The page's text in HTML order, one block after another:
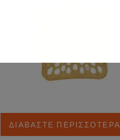
ΔΙΑΒΆΣΤΕ ΠΕΡΙΣΣΌΤΕΡΑ